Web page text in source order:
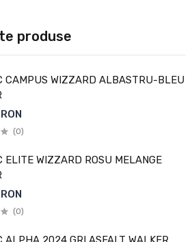
produse
CAMPUS WIZZARD ALBASTRU-BLEU
(0)
ELITE WIZZARD ROSU MELANGE
(0)